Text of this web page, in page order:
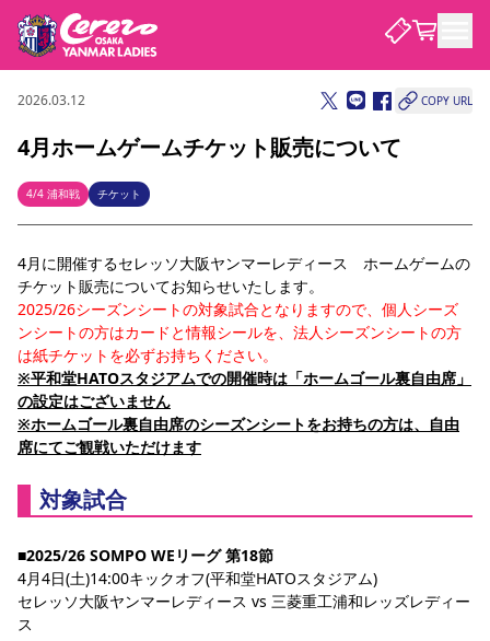
試合・チーム
試合について
試合日程 / 結果 順位表
チームについて
選手・スタッフ スケジュール アクセス セレッソ大阪 アカデミー
観戦する
チケット
チケット情報 価格・席種 シーズンシート
観戦ガイド
キッズ向けサービス 観戦マナー&ルール
スタジアム
YANMAR HANASAKA STADIUM
クラブを知る
セレッソ大阪ヤンマーレデ
ィースについて
クラブ紹介 沿革 シーズン記録
サポートする
スポーツクラブ
スポーツクラブ
ニュース
ニュース
すべて チーム グッズ チケット
セレッソ大阪
2026.03.12 COPY URL
4月ホームゲームチケット販売について
4/4 浦和戦 チケット
4月に開催するセレッソ大阪ヤンマーレディース　ホームゲームの
チケット販売についてお知らせいたします。
2025/26シーズンシートの対象試合となりますので、個人シーズ
ンシートの方はカードと情報シールを、法人シーズンシートの方
は紙チケットを必ずお持ちください。
※平和堂HATOスタジアムでの開催時は「ホームゴール裏自由席」
の設定はございません
※ホームゴール裏自由席のシーズンシートをお持ちの方は、自由
席にてご観戦いただけます
対象試合
■2025/26 SOMPO WEリーグ 第18節
4月4日(土)14:00キックオフ(平和堂HATOスタジアム)
セレッソ大阪ヤンマーレディース vs 三菱重工浦和レッズレディー
ス